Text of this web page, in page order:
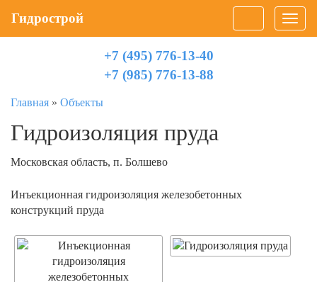
Гидрострой
+7 (495) 776-13-40
+7 (985) 776-13-88
Главная » Объекты
Гидроизоляция пруда
Московская область, п. Болшево
Инъекционная гидроизоляция железобетонных
конструкций пруда